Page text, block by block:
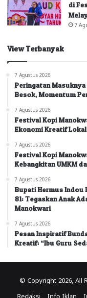
di
7
View Terbanyak
7 Agustus 2026
Peringatan
Besok, Momentum
7 Agustus 2026
Festival Kopi
Ekonomi Kreatif Lokal
7 Agustus 2026
Festival Kopi
Kebangkitan UMKM
7 Agustus 2026
Bupati Hermus Indou
81: Tegaskan Anak
Manokwari
7 Agustus 2026
Pesan Inspiratif
Kreatif: “Ibu Guru
© Copyright 2026, All
Redaksi Info Iklan